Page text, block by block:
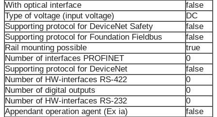
With optical interface
false
Type of voltage (input voltage)
DC
Supporting protocol for DeviceNet Safety
false
Supporting protocol for Foundation Fieldbus
false
Rail mounting possible
true
Number of interfaces PROFINET
0
Supporting protocol for DeviceNet
false
Number of HW-interfaces RS-422
0
Number of digital outputs
0
Number of HW-interfaces RS-232
0
Appendant operation agent (Ex ia)
false